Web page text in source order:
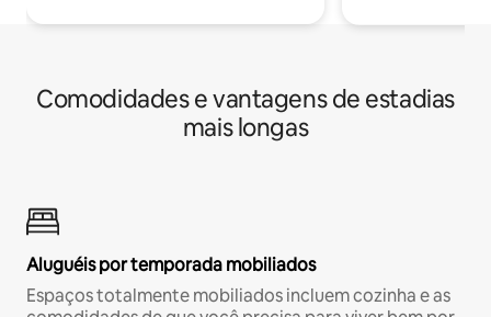
Comodidades e vantagens de estadias
mais longas
Aluguéis por temporada mobiliados
Espaços totalmente mobiliados incluem cozinha e as